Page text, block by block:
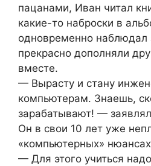
пацанами, Иван читал
какие-то наброски в
одновременно наблюдал
прекрасно дополняли
вместе.
— Вырасту и стану
компьютерам. Знаешь,
зарабатывают! —
Он в свои 10 лет уже
«компьютерных»
— Для этого учиться